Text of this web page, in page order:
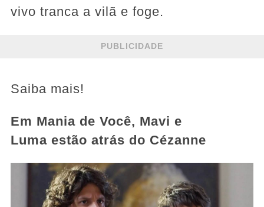
vivo tranca a vilã e foge.
PUBLICIDADE
Saiba mais!
Em Mania de Você, Mavi e
Luma estão atrás do Cézanne